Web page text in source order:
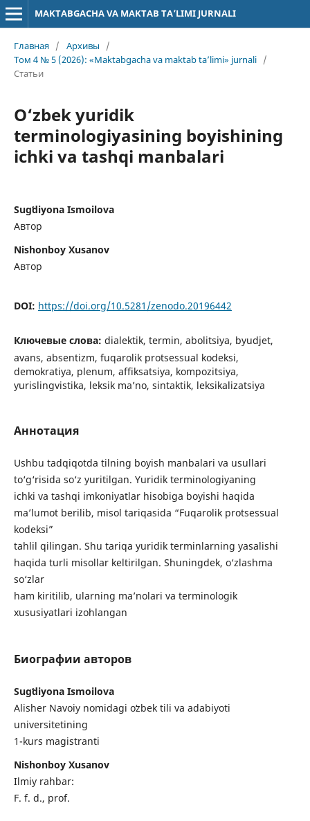
MAKTABGACHA VA MAKTAB TA’LIMI JURNALI
Главная / Архивы
/
Том 4 № 5 (2026): «Maktabgacha va maktab ta’limi» jurnali /
Статьи
O‘zbek yuridik
terminologiyasining boyishining
ichki va tashqi manbalari
Sugʻdiyona Ismoilova
Автор
Nishonboy Xusanov
Автор
DOI: https://doi.org/10.5281/zenodo.20196442
Ключевые слова: dialektik, termin, abolitsiya, byudjet,
avans, absentizm, fuqarolik protsessual kodeksi,
demokratiya, plenum, affiksatsiya, kompozitsiya,
yurislingvistika, leksik ma’no, sintaktik, leksikalizatsiya
Аннотация
Ushbu tadqiqotda tilning boyish manbalari va usullari
to‘g‘risida so‘z yuritilgan. Yuridik terminologiyaning
ichki va tashqi imkoniyatlar hisobiga boyishi haqida
ma’lumot berilib, misol tariqasida “Fuqarolik protsessual
kodeksi”
tahlil qilingan. Shu tariqa yuridik terminlarning yasalishi
haqida turli misollar keltirilgan. Shuningdek, o‘zlashma
so‘zlar
ham kiritilib, ularning ma’nolari va terminologik
xususiyatlari izohlangan
Биографии авторов
Sugʻdiyona Ismoilova
Alisher Navoiy nomidagi oʻzbek tili va adabiyoti
universitetining
1-kurs magistranti
Nishonboy Xusanov
Ilmiy rahbar:
F. f. d., prof.